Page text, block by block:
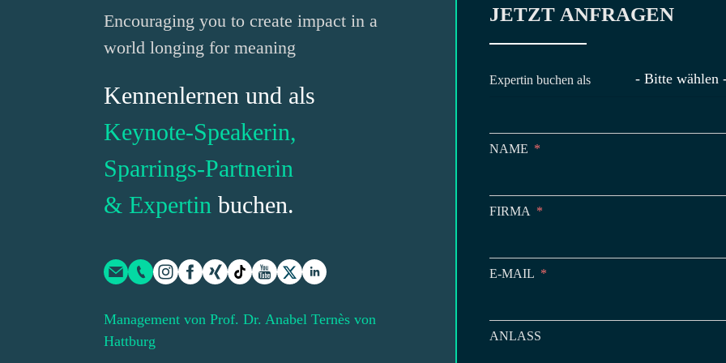
Encouraging you to create impact in a
world longing for meaning
Kennenlernen und als
Keynote-Speakerin,
Sparrings-Partnerin
& Expertin buchen.
Management von Prof. Dr. Anabel Ternès von
Hattburg
JETZT ANFRAGEN
Expertin buchen als - Bitte wählen
NAME
FIRMA
E-MAIL
ANLASS